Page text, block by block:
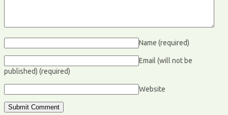
Name (required)
Email (will not be
published) (required)
Website